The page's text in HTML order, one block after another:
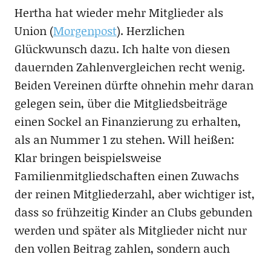
Hertha hat wieder mehr Mitglieder als
Union (Morgenpost). Herzlichen
Glückwunsch dazu. Ich halte von diesen
dauernden Zahlenvergleichen recht wenig.
Beiden Vereinen dürfte ohnehin mehr daran
gelegen sein, über die Mitgliedsbeiträge
einen Sockel an Finanzierung zu erhalten,
als an Nummer 1 zu stehen. Will heißen:
Klar bringen beispielsweise
Familienmitgliedschaften einen Zuwachs
der reinen Mitgliederzahl, aber wichtiger ist,
dass so frühzeitig Kinder an Clubs gebunden
werden und später als Mitglieder nicht nur
den vollen Beitrag zahlen, sondern auch